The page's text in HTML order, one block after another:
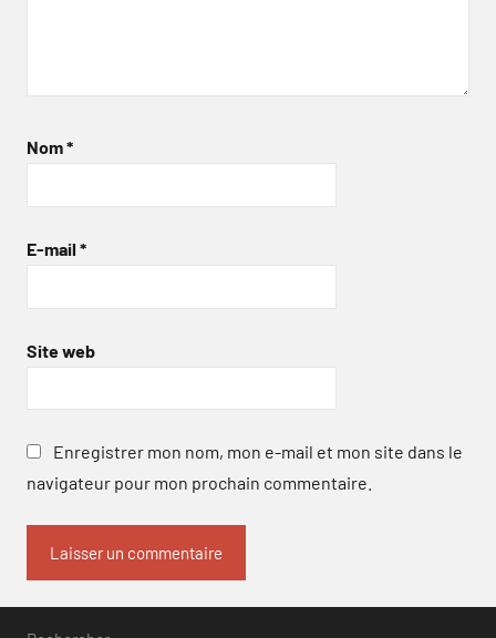
Nom*
E-mail *
Site web
Enregistrer mon nom, mon e-mail et mon site dans le
navigateur pour mon prochain commentaire.